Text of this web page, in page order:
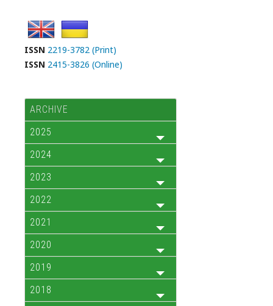
ISSN 2219-3782 (Print)
ISSN 2415-3826 (Online)
ARCHIVE
2025
2024
2023
2022
2021
2020
2019
2018